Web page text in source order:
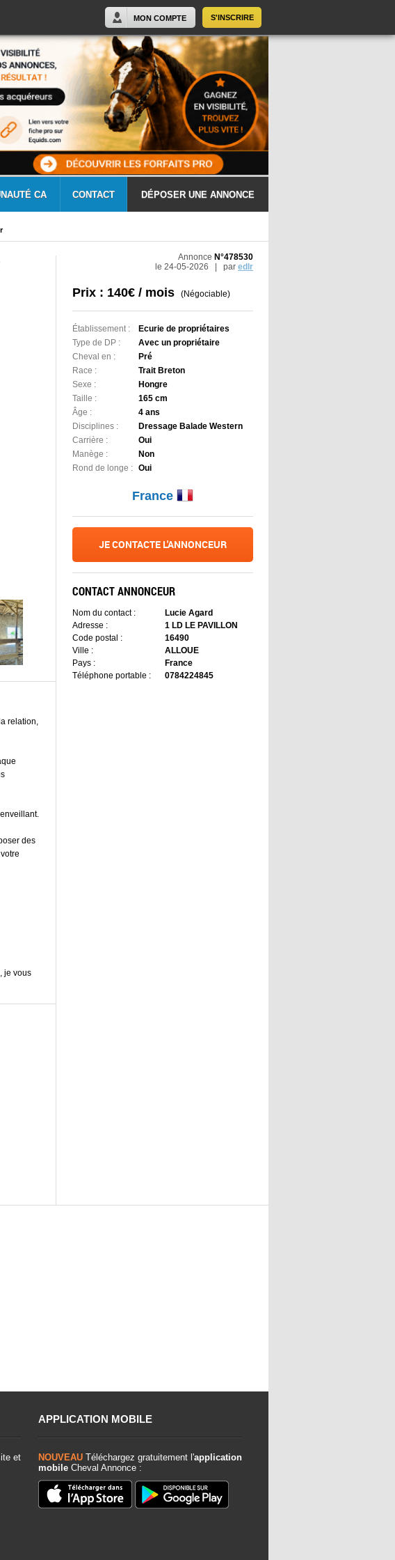
S'INSCRIRE
MON COMPTE
CA CONTACT DÉPOSER UNE ANNONCE
relation,
des
je vous
Annonce N°478530
le 24-05-2026 | par edlr
Prix : 140€ / mois (Négociable)
Établissement :
Ecurie de propriétaires
Type de DP :
Avec un propriétaire
Cheval en :
Pré
Race :
Trait Breton
Sexe :
Hongre
Taille :
165 cm
Âge :
4 ans
Disciplines :
Dressage Balade Western
Carrière :
Oui
Manège :
Non
Rond de longe : Oui
France
JE CONTACTE L'ANNONCEUR
CONTACT ANNONCEUR
Nom du contact :
Lucie Agard
Adresse :
1 LD LE PAVILLON
Code postal :
16490
Ville :
ALLOUE
Pays :
France
Téléphone portable :
0784224845
et
APPLICATION MOBILE
NOUVEAU Téléchargez gratuitement l'application
mobile Cheval Annonce :